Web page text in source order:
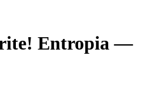
Entropia —